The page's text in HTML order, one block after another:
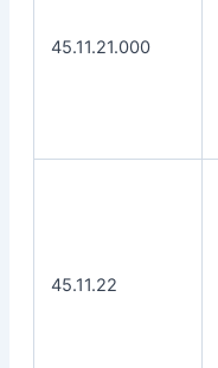
45.11.21.000
45.11.22